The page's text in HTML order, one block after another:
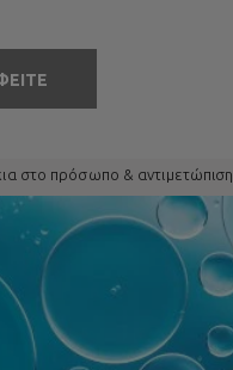
στο πρόσωπο & αντιμετώπιση